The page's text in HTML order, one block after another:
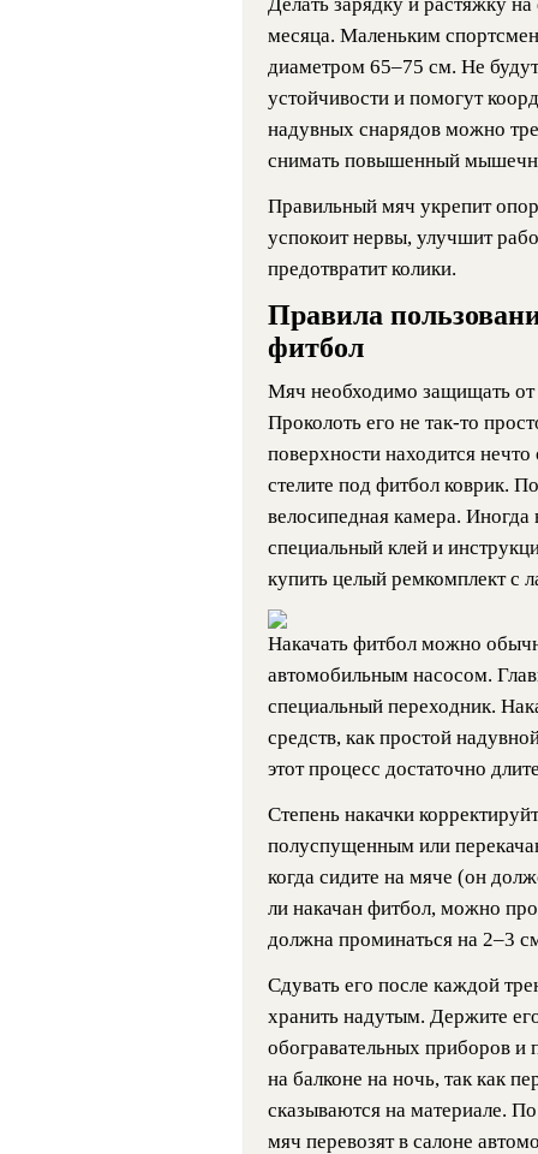
месяца. Маленьким
диаметром 65–75 см. Не
устойчивости и помогут
надувных снарядов можно
снимать повышенный
Правильный мяч укрепит
успокоит нервы, улучшит
предотвратит колики.
Правила
фитбол
Мяч необходимо защищать
Проколоть его не так-то
поверхности находится
стелите под фитбол коврик.
велосипедная камера. Иногда
специальный клей и
купить целый ремкомплект с
Накачать фитбол можно
автомобильным насосом.
специальный переходник.
средств, как простой
этот процесс достаточно
Степень накачки
полуспущенным или
когда сидите на мяче (он
ли накачан фитбол, можно
должна проминаться на 2–3
Сдувать его после каждой
хранить надутым. Держите
обогравательных приборов и
на балконе на ночь, так как
сказываются на материале.
мяч перевозят в салоне